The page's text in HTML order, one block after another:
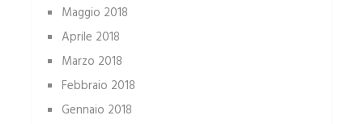
Maggio 2018
Aprile 2018
Marzo 2018
Febbraio 2018
Gennaio 2018